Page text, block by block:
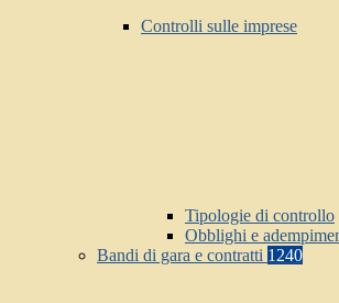
Controlli sulle imprese
Tipologie di controllo
Obblighi e
Bandi di gara e contratti 1240